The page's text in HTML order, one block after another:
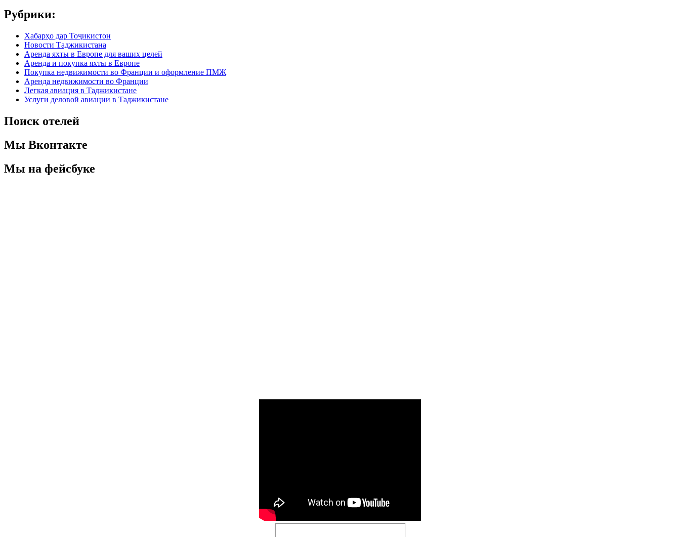
Рубрики:
Хабарҳо дар Тоҷикистон
Новости Таджикистана
Аренда яхты в Европе для ваших целей
Аренда и покупка яхты в Европе
Покупка недвижимости во Франции и оформление ПМЖ
Аренда недвижимости во Франции
Легкая авиация в Таджикистане
Услуги деловой авиации в Таджикистане
Поиск отелей
Мы Вконтакте
Мы на фейсбуке